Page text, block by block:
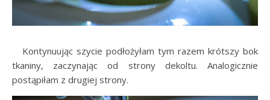
Kontynuując szycie podłożyłam tym razem krótszy bok
tkaniny, zaczynając od strony dekoltu. Analogicznie
postąpiłam z drugiej strony.